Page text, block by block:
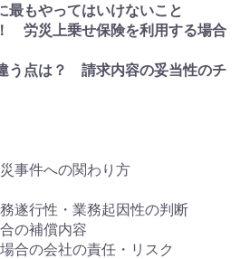
最もやってはいけないこと
労災上乗せ保険を利用する場合
う点は？ 請求内容の妥当性のチ
事件への関わり方
遂行性・業務起因性の判断
の補償内容
合の会社の責任・リスク